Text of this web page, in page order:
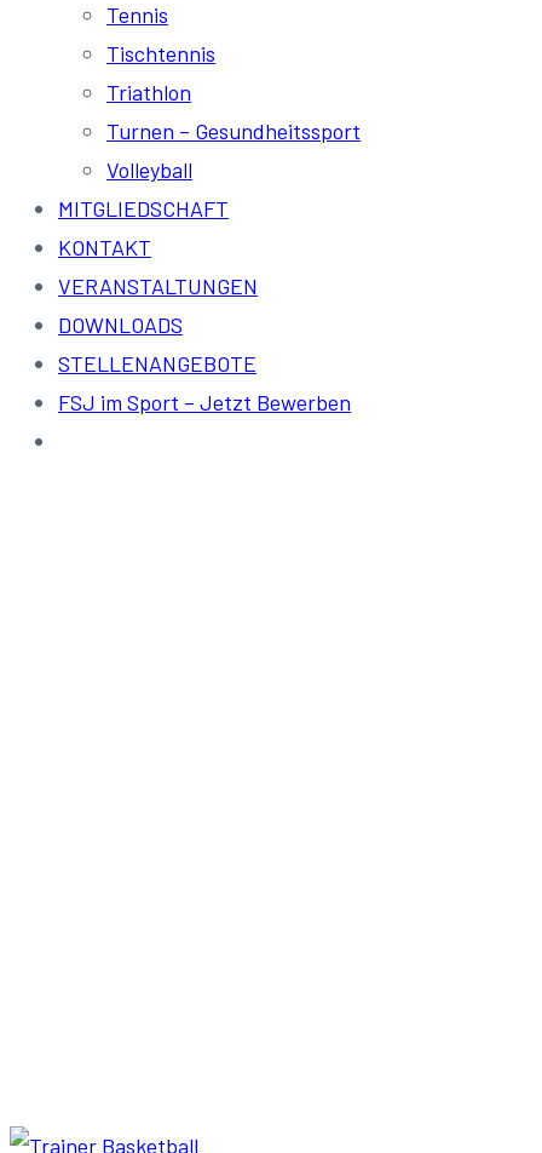
Tennis
Tischtennis
Triathlon
Turnen – Gesundheitssport
Volleyball
MITGLIEDSCHAFT
KONTAKT
VERANSTALTUNGEN
DOWNLOADS
STELLENANGEBOTE
FSJ im Sport – Jetzt Bewerben